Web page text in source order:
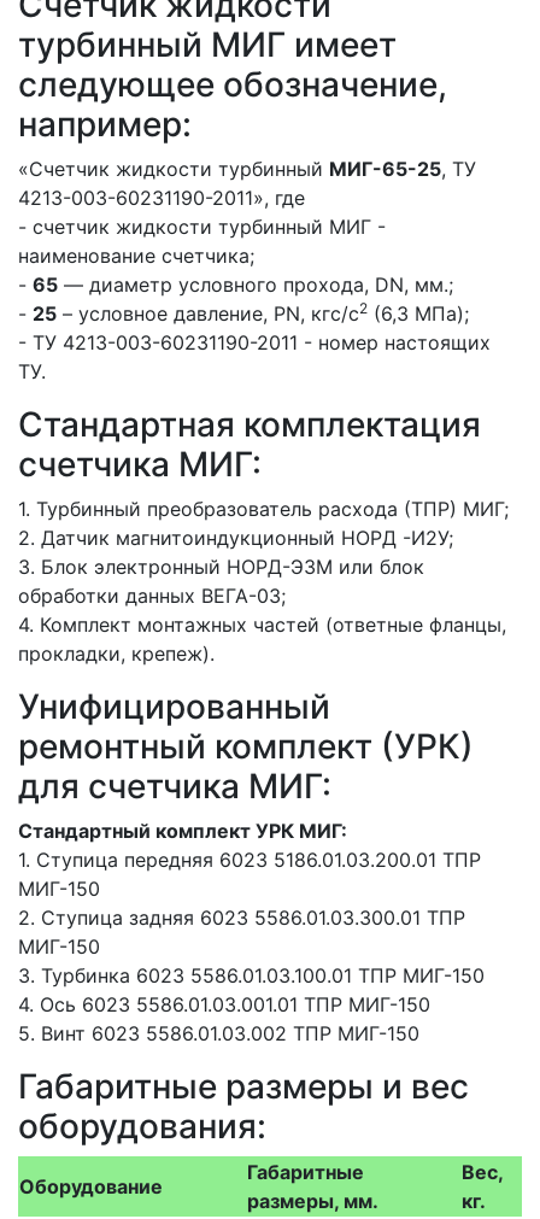
турбинный МИГ имеет
следующее обозначение,
например:
«Счетчик жидкости турбинный МИГ-65-25, ТУ
4213-003-60231190-2011», где
- счетчик жидкости турбинный МИГ -
наименование счетчика;
- 65 — диаметр условного прохода, DN, мм.;
- 25 – условное давление, PN, кгс/с2 (6,3 МПа);
- ТУ 4213-003-60231190-2011 - номер настоящих
ТУ.
Стандартная комплектация
счетчика МИГ:
1. Турбинный преобразователь расхода (ТПР) МИГ;
2. Датчик магнитоиндукционный НОРД -И2У;
3. Блок электронный НОРД-Э3М или блок
обработки данных ВЕГА-03;
4. Комплект монтажных частей (ответные фланцы,
прокладки, крепеж).
Унифицированный
ремонтный комплект (УРК)
для счетчика МИГ:
Стандартный комплект УРК МИГ:
1. Ступица передняя 6023 5186.01.03.200.01 ТПР
МИГ-150
2. Ступица задняя 6023 5586.01.03.300.01 ТПР
МИГ-150
3. Турбинка 6023 5586.01.03.100.01 ТПР МИГ-150
4. Ось 6023 5586.01.03.001.01 ТПР МИГ-150
5. Винт 6023 5586.01.03.002 ТПР МИГ-150
Габаритные размеры и вес
оборудования:
Оборудование
Габаритные
размеры, мм.
Вес,
кг.